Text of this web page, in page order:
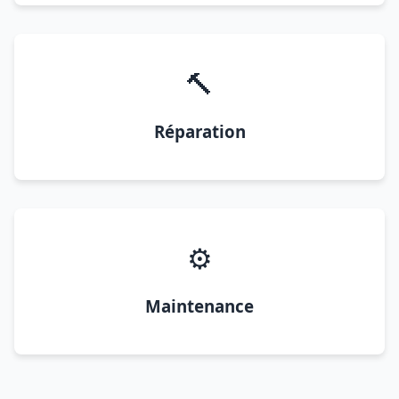
🔨
Réparation
⚙️
Maintenance